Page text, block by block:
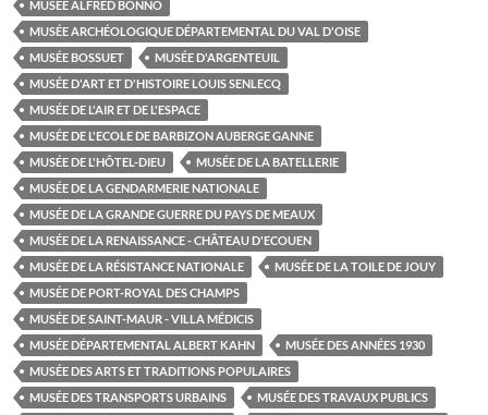
MUSÉE ALFRED BONNO
MUSÉE ARCHÉOLOGIQUE DÉPARTEMENTAL DU VAL D'OISE
MUSÉE BOSSUET
MUSÉE D'ARGENTEUIL
MUSÉE D'ART ET D'HISTOIRE LOUIS SENLECQ
MUSÉE DE L'AIR ET DE L'ESPACE
MUSÉE DE L'ECOLE DE BARBIZON AUBERGE GANNE
MUSÉE DE L'HÔTEL-DIEU
MUSÉE DE LA BATELLERIE
MUSÉE DE LA GENDARMERIE NATIONALE
MUSÉE DE LA GRANDE GUERRE DU PAYS DE MEAUX
MUSÉE DE LA RENAISSANCE - CHÂTEAU D'ECOUEN
MUSÉE DE LA RÉSISTANCE NATIONALE
MUSÉE DE LA TOILE DE JOUY
MUSÉE DE PORT-ROYAL DES CHAMPS
MUSÉE DE SAINT-MAUR - VILLA MÉDICIS
MUSÉE DÉPARTEMENTAL ALBERT KAHN
MUSÉE DES ANNÉES 1930
MUSÉE DES ARTS ET TRADITIONS POPULAIRES
MUSÉE DES TRANSPORTS URBAINS
MUSÉE DES TRAVAUX PUBLICS